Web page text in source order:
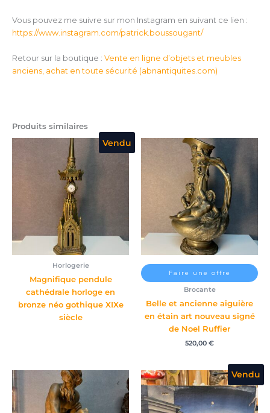
Vous pouvez me suivre sur mon Instagram en suivant ce lien :
https://www.instagram.com/patrick.boussougant/
Retour sur la boutique : Vente en ligne d’objets et meubles
anciens, achat en toute sécurité (abnantiquites.com)
Produits similaires
Vendu
Horlogerie
Magnifique pendule
cathédrale horloge en
bronze néo gothique XIXe
siècle
Faire une offre
Brocante
Belle et ancienne aiguière
en étain art nouveau signé
de Noel Ruffier
520,00 €
Vendu